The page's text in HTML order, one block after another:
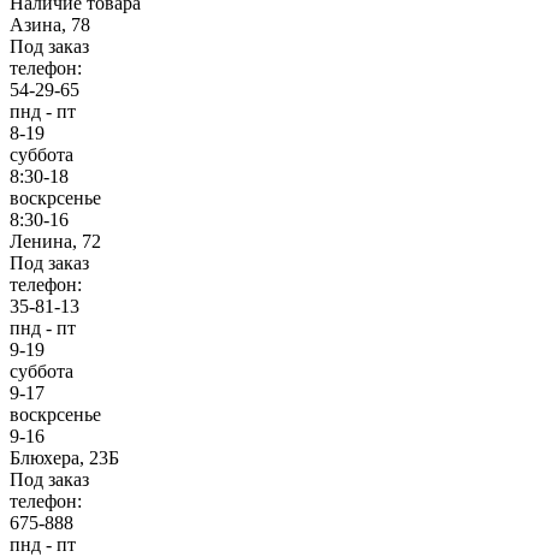
Азина, 78
Под заказ
телефон:
54-29-65
пнд - пт
8-19
суббота
8:30-18
воскрсенье
8:30-16
Ленина, 72
Под заказ
телефон:
35-81-13
пнд - пт
9-19
суббота
9-17
воскрсенье
9-16
Блюхера, 23Б
Под заказ
телефон:
675-888
пнд - пт